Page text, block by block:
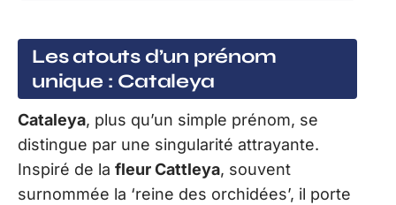
Les atouts d’un prénom
unique : Cataleya
Cataleya, plus qu’un simple prénom, se
distingue par une singularité attrayante.
Inspiré de la fleur Cattleya, souvent
surnommée la ‘reine des orchidées’, il porte